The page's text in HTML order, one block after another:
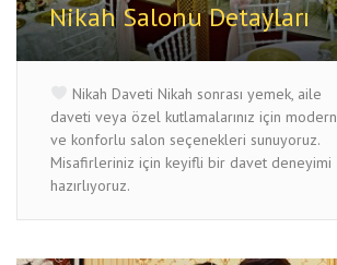
Nikah Salonu Detayları
Nikah Daveti Nikah sonrası yemek, aile
daveti veya özel kutlamalarınız için modern
ve konforlu salon seçenekleri sunuyoruz.
Misafirleriniz için keyifli bir davet deneyimi
hazırlıyoruz.